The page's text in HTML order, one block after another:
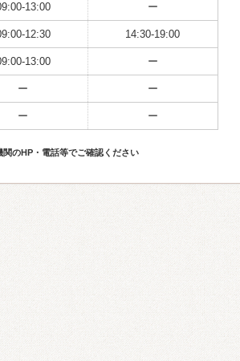
13:00 ー
12:30 14:30-19:00
13:00 ー
ー ー
ー ー
のHP・電話等でご確認ください